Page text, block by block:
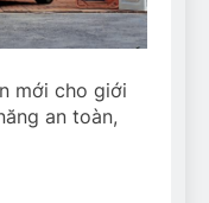
mới cho giới
an toàn,